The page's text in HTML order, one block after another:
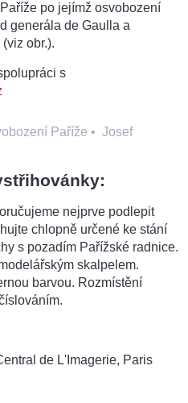
po jejímž osvobození
generála de Gaulla a
obr.).
s
Paříže • Josef
nejprve podlepit
chlopně určené ke stání
s pozadím Pařížské radnice.
skalpelem.
barvou. Rozmístění
de L'Imagerie, Paris